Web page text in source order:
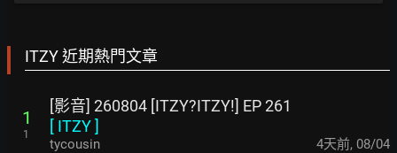
ITZY 近期熱門文章
1
1
[影音] 260804 [ITZY?ITZY!] EP 261
[ ITZY]
tycousin 4天前, 08/04